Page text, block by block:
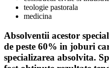
teologie pastorala
medicina
Absolventii acestor
de peste 60% in joburi
specializarea absolvita.